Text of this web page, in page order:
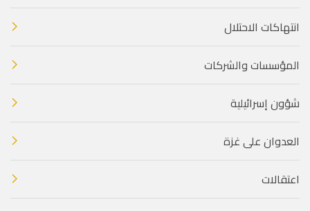
انتهاكات الاحتلال
المؤسسات والشركات
شؤون إسرائيلية
العدوان على غزة
اعتقالات